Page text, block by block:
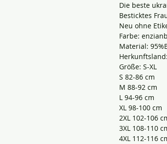
Die beste
Besticktes
Neu ohne
Farbe:
Material:
Größe: S-XL
S 82-86 cm
M 88-92 cm
L 94-96 cm
XL 98-100 cm
2XL 102-106
3XL 108-110
4XL 112-116